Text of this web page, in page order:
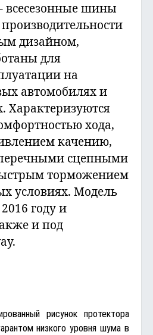
всесезонные шины
дизайном,
для
на
автомобилях и
Характеризуются
хода,
качению,
сцепными
торможением
условиях. Модель
году и
и под
рисунок протектора
низкого уровня шума в